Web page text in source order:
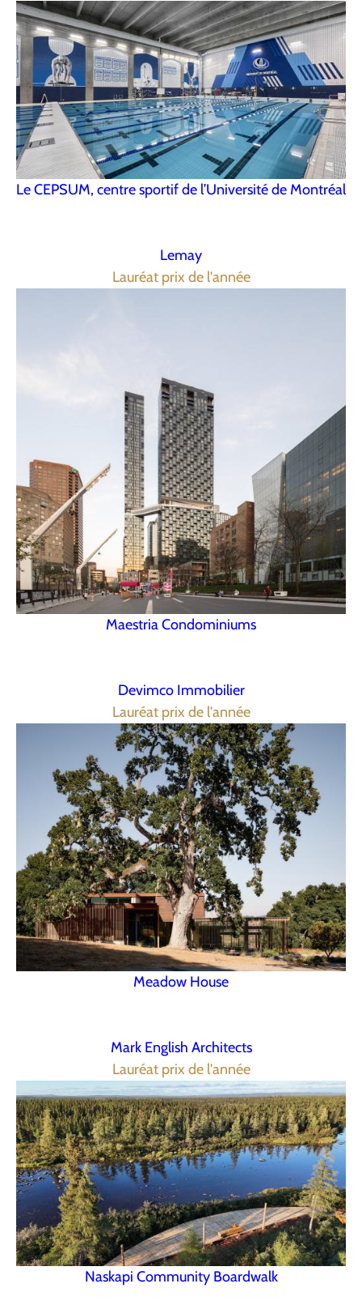
Le CEPSUM, centre sportif de l’Université de Montréal
Lemay
Lauréat prix de l'année
Maestria Condominiums
Devimco Immobilier
Lauréat prix de l'année
Meadow House
Mark English Architects
Lauréat prix de l'année
Naskapi Community Boardwalk